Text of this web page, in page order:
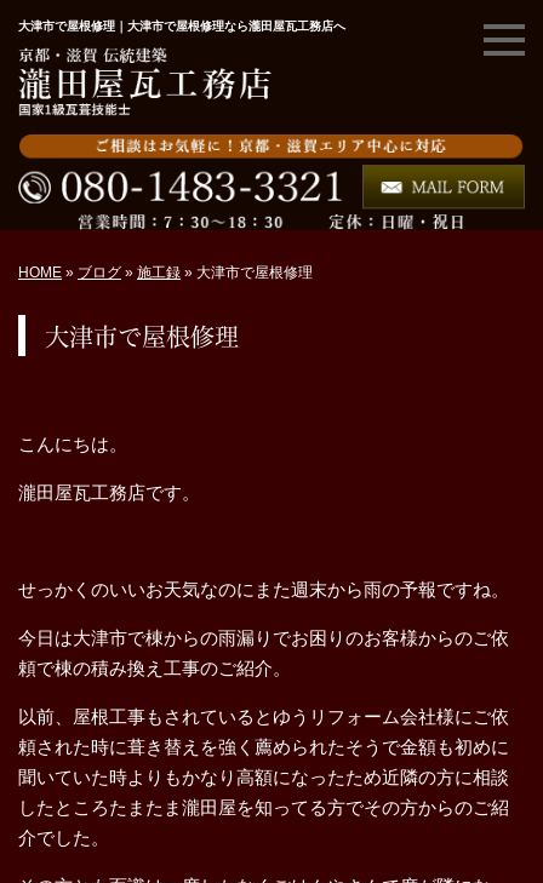
大津市で屋根修理｜大津市で屋根修理なら瀧田屋瓦工務店へ
HOME » ブログ » 施工録 » 大津市で屋根修理
大津市で屋根修理
こんにちは。
瀧田屋瓦工務店です。
せっかくのいいお天気なのにまた週末から雨の予報ですね。
今日は大津市で棟からの雨漏りでお困りのお客様からのご依
頼で棟の積み換え工事のご紹介。
以前、屋根工事もされているとゆうリフォーム会社様にご依
頼された時に葺き替えを強く薦められたそうで金額も初めに
聞いていた時よりもかなり高額になったため近隣の方に相談
したところたまたま瀧田屋を知ってる方でその方からのご紹
介でした。